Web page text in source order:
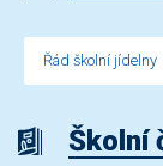
Řád školní jídelny
Školní